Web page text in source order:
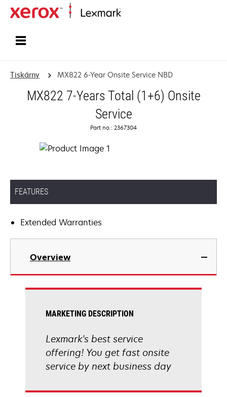
Tiskárny MX822 6-Year Onsite Service NBD
MX822 7-Years Total (1+6) Onsite
Service
Part no.: 2367304
FEATURES
Extended Warranties
Overview
MARKETING DESCRIPTION
Lexmark's best service
offering! You get fast onsite
service by next business day